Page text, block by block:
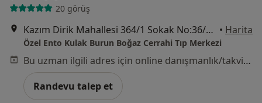
20 görüş
Kazım Dirik Mahallesi 364/1 Sokak No:36/A, Bornova • Harita
Özel Ento Kulak Burun Boğaz Cerrahi Tıp Merkezi
Bu uzman ilgili adres için online danışmanlık/takvim sunmuyor.
Randevu talep et